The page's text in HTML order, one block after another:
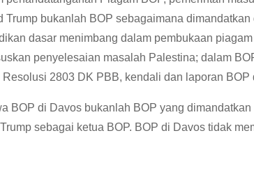
Trump bukanlah BOP sebagaimana
dasar menimbang dalam pembukaan
penyelesaian masalah Palestina; dalam
Resolusi 2803 DK PBB, kendali dan laporan
BOP di Davos bukanlah BOP yang
sebagai ketua BOP. BOP di Davos tidak